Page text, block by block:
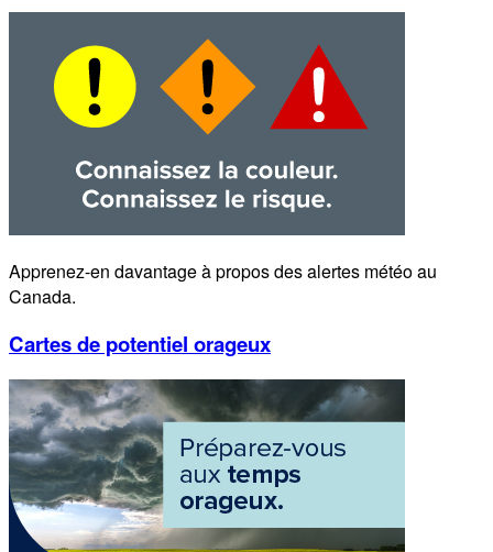
Apprenez-en davantage à propos des alertes météo au
Canada.
Cartes de potentiel orageux